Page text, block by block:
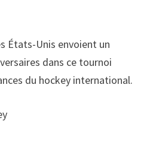
États-Unis envoient un
dans ce tournoi
du hockey international.